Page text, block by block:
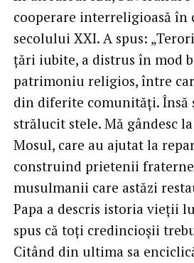
cooperare interreligioasă
secolului XXI. A spus:
țări iubite, a distrus în mod
patrimoniu religios, între
din diferite comunități. Însă
strălucit stele. Mă gândesc
Mosul, care au ajutat la
construind prietenii
musulmanii care astăzi
Papa a descris istoria vieții
spus că toți credincioșii
Citând din ultima sa